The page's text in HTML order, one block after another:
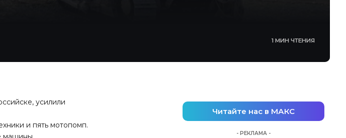
1 МИН ЧТЕНИЯ
усилили
и пять мотопомп.
Читайте нас в МАКС
- РЕКЛАМА -